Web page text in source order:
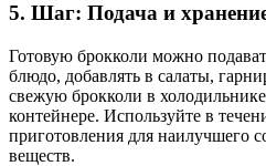
5. Шаг: Подача и
Готовую брокколи можно
блюдо, добавлять в салаты,
свежую брокколи в
контейнере. Используйте в
приготовления для наилучшего
веществ.